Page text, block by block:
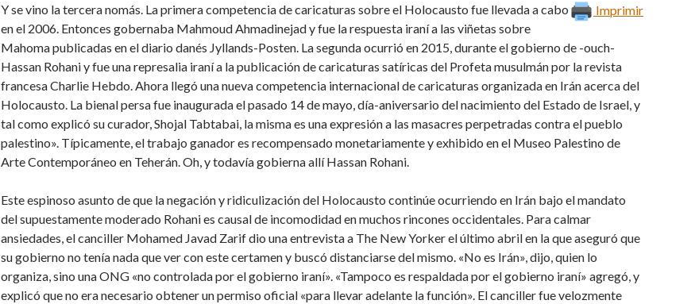
Imprimir
Y se vino la tercera nomás. La primera competencia de caricaturas sobre el Holocausto fue llevada a cabo
en el 2006. Entonces gobernaba Mahmoud Ahmadinejad y fue la respuesta iraní a las viñetas sobre
Mahoma publicadas en el diario danés Jyllands-Posten. La segunda ocurrió en 2015, durante el gobierno de -ouch-
Hassan Rohani y fue una represalia iraní a la publicación de caricaturas satíricas del Profeta musulmán por la revista
francesa Charlie Hebdo. Ahora llegó una nueva competencia internacional de caricaturas organizada en Irán acerca del
Holocausto. La bienal persa fue inaugurada el pasado 14 de mayo, día-aniversario del nacimiento del Estado de Israel, y
tal como explicó su curador, Shojal Tabtabai, la misma es una expresión a las masacres perpetradas contra el pueblo
palestino». Típicamente, el trabajo ganador es recompensado monetariamente y exhibido en el Museo Palestino de
Arte Contemporáneo en Teherán. Oh, y todavía gobierna allí Hassan Rohani.
Este espinoso asunto de que la negación y ridiculización del Holocausto continúe ocurriendo en Irán bajo el mandato
del supuestamente moderado Rohani es causal de incomodidad en muchos rincones occidentales. Para calmar
ansiedades, el canciller Mohamed Javad Zarif dio una entrevista a The New Yorker el último abril en la que aseguró que
su gobierno no tenía nada que ver con este certamen y buscó distanciarse del mismo. «No es Irán», dijo, quien lo
organiza, sino una ONG «no controlada por el gobierno iraní». «Tampoco es respaldada por el gobierno iraní» agregó, y
explicó que no era necesario obtener un permiso oficial «para llevar adelante la función». El canciller fue velozmente